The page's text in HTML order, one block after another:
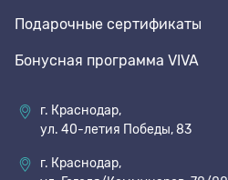
Подарочные сертификаты
Бонусная программа VIVA
г. Краснодар,
ул. 40-летия Победы, 83
г. Краснодар,